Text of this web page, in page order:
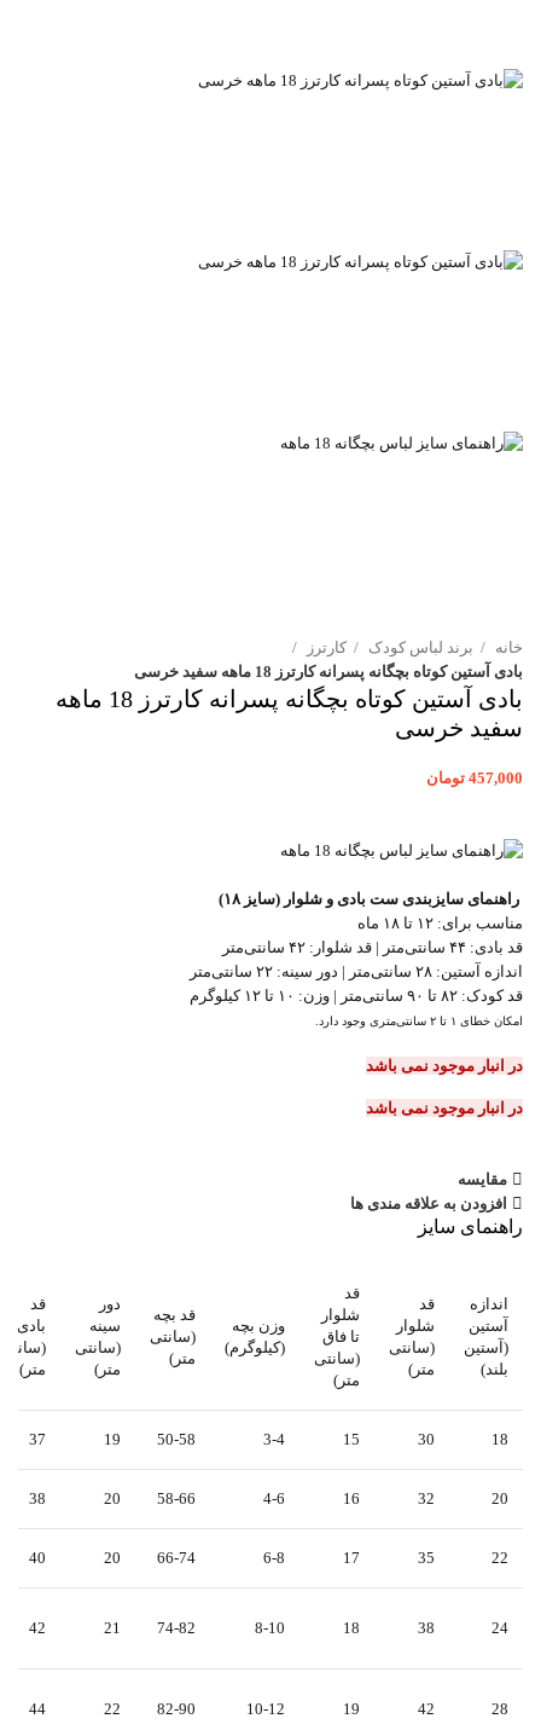
خانه برند لباس کودک
کارترز
بادی آستین کوتاه بچگانه پسرانه کارترز 18 ماهه سفید خرسی
بادی آستین کوتاه بچگانه پسرانه کارترز 18 ماهه
سفید خرسی
457,000 تومان
راهنمای سایزبندی ست بادی و شلوار (سایز ۱۸)
مناسب برای: ۱۲ تا ۱۸ ماه
قد بادی: ۴۴ سانتی‌متر | قد شلوار: ۴۲ سانتی‌متر
اندازه آستین: ۲۸ سانتی‌متر | دور سینه: ۲۲ سانتی‌متر
قد کودک: ۸۲ تا ۹۰ سانتی‌متر | وزن: ۱۰ تا ۱۲ کیلوگرم
امکان خطای ۱ تا ۲ سانتی‌متری وجود دارد.
در انبار موجود نمی باشد
در انبار موجود نمی باشد
مقایسه
افزودن به علاقه مندی ها
راهنمای سایز
اندازه
آستین
(آستین
بلند)
قد
شلوار
(سانتی
متر)
قد
شلوار
تا فاق
(سانتی
متر)
وزن بچه
(کیلوگرم)
قد بچه
(سانتی
متر)
دور
سینه
(سانتی
متر)
قد
بادی
(سانتی
متر)
18
30
15
3-4
50-58
19
37
20
32
16
4-6
58-66
20
38
22
35
17
6-8
66-74
20
40
24
38
18
8-10
74-82
21
42
28
42
19
10-12
82-90
22
44